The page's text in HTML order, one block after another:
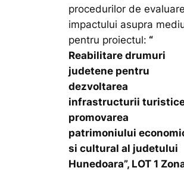
procedurilor de
impactului asupra
pentru proiectul: “
Reabilitare drumuri
judetene pentru
dezvoltarea
infrastructurii
promovarea
patrimoniului
si cultural al judetului
Hunedoara”, LOT 1